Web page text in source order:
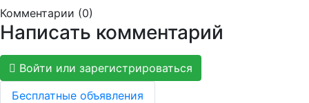
Комментарии (0)
Написать комментарий
Войти или зарегистрироваться
Бесплатные объявления